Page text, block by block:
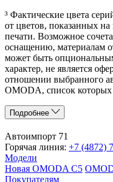
³ Фактические цвета
от цветов, показанных на
печати. Возможное
оснащению, материалам
может быть
характер, не является
отношении выбранного
OMODA, список которых
Подробнее
Автоимпорт 71
Горячая линия: +7 (4872)
Модели
Новая OMODA C5
Покупателям